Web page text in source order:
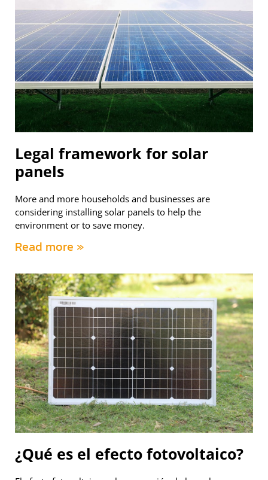
Legal framework for solar
panels
More and more households and businesses are
considering installing solar panels to help the
environment or to save money.
Read more »
¿Qué es el efecto fotovoltaico?